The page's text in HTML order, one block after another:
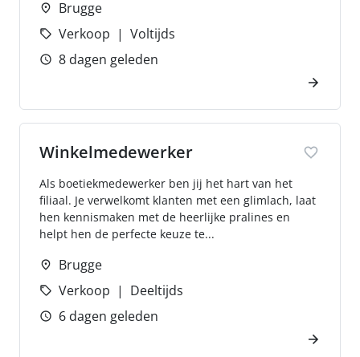
Brugge
Verkoop
Voltijds
8 dagen geleden
Winkelmedewerker
Als boetiekmedewerker ben jij het hart van het
filiaal. Je verwelkomt klanten met een glimlach, laat
hen kennismaken met de heerlijke pralines en
helpt hen de perfecte keuze te...
Brugge
Verkoop
Deeltijds
6 dagen geleden